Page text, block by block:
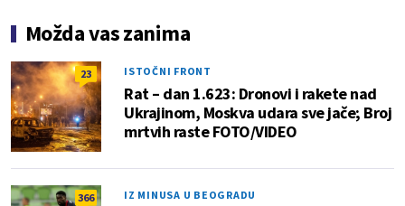
Možda vas zanima
23 ISTOČNI FRONT
Rat – dan 1.623: Dronovi i rakete nad
Ukrajinom, Moskva udara sve jače; Broj
mrtvih raste FOTO/VIDEO
366 IZ MINUSA U BEOGRADU